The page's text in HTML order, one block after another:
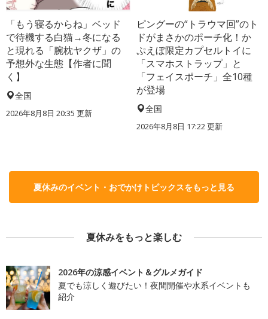
「もう寝るからね」ベッド
で待機する白猫→冬になる
と現れる「腕枕ヤクザ」の
予想外な生態【作者に聞
く】
全国
2026年8月8日 20:35 更新
ピングーの“トラウマ回”のト
ドがまさかのポーチ化！か
ぷえぼ限定カプセルトイに
「スマホストラップ」と
「フェイスポーチ」全10種
が登場
全国
2026年8月8日 17:22更新
夏休みのイベント・おでかけトピックスをもっと見る
夏休みをもっと楽しむ
2026年の涼感イベント＆グルメガイド
夏でも涼しく遊びたい！夜間開催や水系イベントも
紹介